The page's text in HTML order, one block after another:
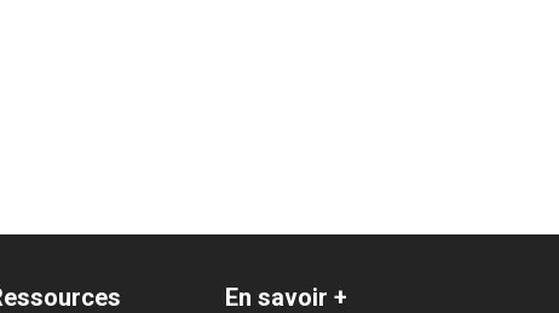
En savoir +